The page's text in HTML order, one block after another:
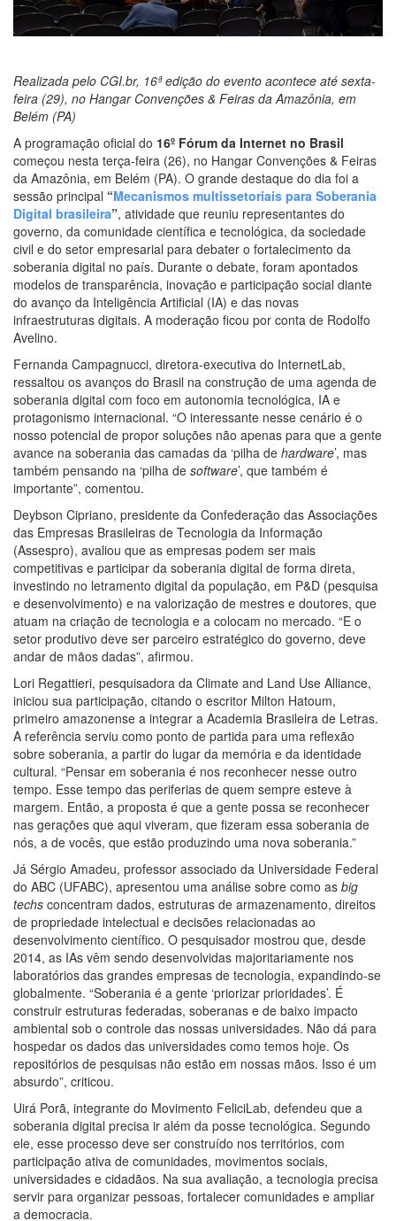
Realizada pelo CGI.br, 16ª edição do evento acontece até sexta-
feira (29), no Hangar Convenções & Feiras da Amazônia, em
Belém (PA)
A programação oficial do 16º Fórum da Internet no Brasil
começou nesta terça-feira (26), no Hangar Convenções & Feiras
da Amazônia, em Belém (PA). O grande destaque do dia foi a
sessão principal “Mecanismos multissetoriais para Soberania
Digital brasileira”, atividade que reuniu representantes do
governo, da comunidade científica e tecnológica, da sociedade
civil e do setor empresarial para debater o fortalecimento da
soberania digital no país. Durante o debate, foram apontados
modelos de transparência, inovação e participação social diante
do avanço da Inteligência Artificial (IA) e das novas
infraestruturas digitais. A moderação ficou por conta de Rodolfo
Avelino.
Fernanda Campagnucci, diretora-executiva do InternetLab,
ressaltou os avanços do Brasil na construção de uma agenda de
soberania digital com foco em autonomia tecnológica, IA e
protagonismo internacional. “O interessante nesse cenário é o
nosso potencial de propor soluções não apenas para que a gente
avance na soberania das camadas da ‘pilha de hardware’, mas
também pensando na ‘pilha de software’, que também é
importante”, comentou.
Deybson Cipriano, presidente da Confederação das Associações
das Empresas Brasileiras de Tecnologia da Informação
(Assespro), avaliou que as empresas podem ser mais
competitivas e participar da soberania digital de forma direta,
investindo no letramento digital da população, em P&D (pesquisa
e desenvolvimento) e na valorização de mestres e doutores, que
atuam na criação de tecnologia e a colocam no mercado. “E o
setor produtivo deve ser parceiro estratégico do governo, deve
andar de mãos dadas”, afirmou.
Lori Regattieri, pesquisadora da Climate and Land Use Alliance,
iniciou sua participação, citando o escritor Milton Hatoum,
primeiro amazonense a integrar a Academia Brasileira de Letras.
A referência serviu como ponto de partida para uma reflexão
sobre soberania, a partir do lugar da memória e da identidade
cultural. “Pensar em soberania é nos reconhecer nesse outro
tempo. Esse tempo das periferias de quem sempre esteve à
margem. Então, a proposta é que a gente possa se reconhecer
nas gerações que aqui viveram, que fizeram essa soberania de
nós, a de vocês, que estão produzindo uma nova soberania.”
Já Sérgio Amadeu, professor associado da Universidade Federal
do ABC (UFABC), apresentou uma análise sobre como as big
techs concentram dados, estruturas de armazenamento, direitos
de propriedade intelectual e decisões relacionadas ao
desenvolvimento científico. O pesquisador mostrou que, desde
2014, as IAs vêm sendo desenvolvidas majoritariamente nos
laboratórios das grandes empresas de tecnologia, expandindo-se
globalmente. “Soberania é a gente ‘priorizar prioridades’. É
construir estruturas federadas, soberanas e de baixo impacto
ambiental sob o controle das nossas universidades. Não dá para
hospedar os dados das universidades como temos hoje. Os
repositórios de pesquisas não estão em nossas mãos. Isso é um
absurdo”, criticou.
Uirá Porã, integrante do Movimento FeliciLab, defendeu que a
soberania digital precisa ir além da posse tecnológica. Segundo
ele, esse processo deve ser construído nos territórios, com
participação ativa de comunidades, movimentos sociais,
universidades e cidadãos. Na sua avaliação, a tecnologia precisa
servir para organizar pessoas, fortalecer comunidades e ampliar
a democracia.